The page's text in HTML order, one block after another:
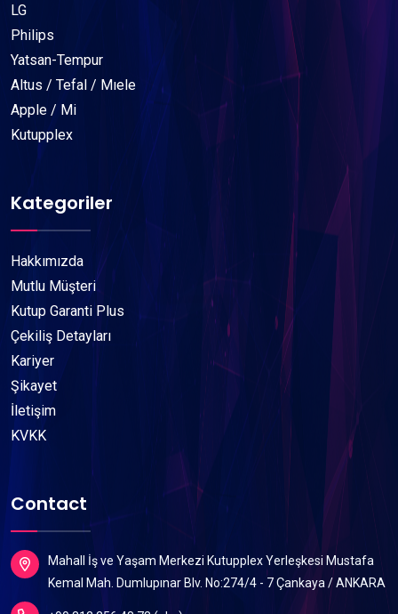
LG
Philips
Yatsan-Tempur
Altus / Tefal / Mıele
Apple / Mi
Kutupplex
Kategoriler
Hakkımızda
Mutlu Müşteri
Kutup Garanti Plus
Çekiliş Detayları
Kariyer
Şikayet
İletişim
KVKK
Contact
Mahall İş ve Yaşam Merkezi Kutupplex Yerleşkesi Mustafa
Kemal Mah. Dumlupınar Blv. No:274/4 - 7 Çankaya / ANKARA